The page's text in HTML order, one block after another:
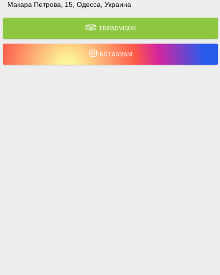
Макара Петрова, 15, Одесса, Украина
TRIPADVISOR
INSTAGRAM